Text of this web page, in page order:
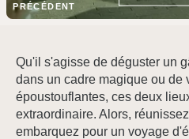
PRÉCÉDENT
Qu'il s'agisse de déguster un
dans un cadre magique ou de
époustouflantes, ces deux
extraordinaire. Alors,
embarquez pour un voyage